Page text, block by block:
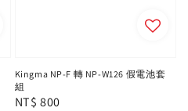
Kingma NP-F 轉 NP-W126 假電池套
組
Regular
NT$ 800